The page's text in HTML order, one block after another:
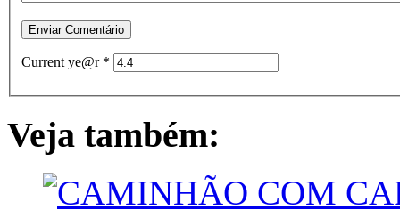
Current ye@r *
Veja também: